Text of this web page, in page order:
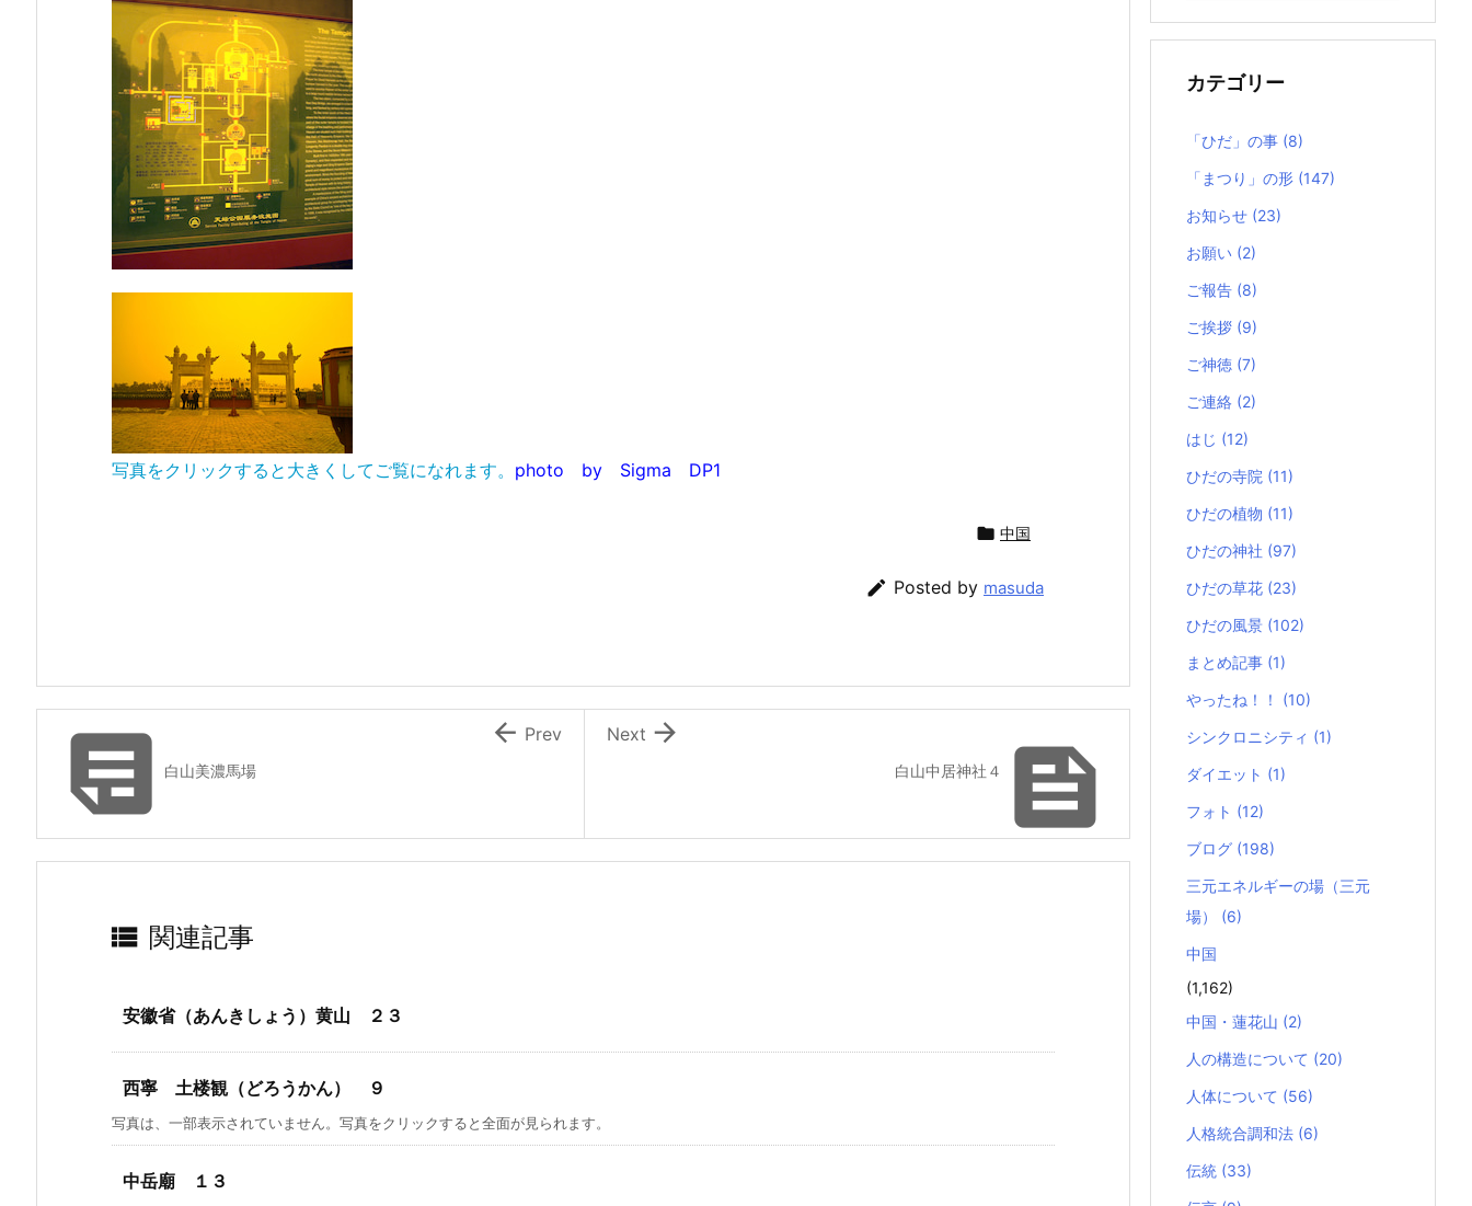
写真をクリックすると大きくしてご覧になれます。 photo by Sigma DP1
 中国
 Posted by masuda

白山中居神社４

Next
白山美濃馬場
 Prev
 関連記事
安徽省（あんきしょう）黄山 ２３
西寧 土楼観（どろうかん） ９
写真は、一部表示されていません。写真をクリックすると全面が見られます。
中岳廟 １３
記
カテゴリー
「ひだ」の事 (8)
「まつり」の形 (147)
お知らせ (23)
お願い (2)
ご報告 (8)
ご挨拶 (9)
ご神徳 (7)
ご連絡 (2)
はじ (12)
ひだの寺院 (11)
ひだの植物 (11)
ひだの神社 (97)
ひだの草花 (23)
ひだの風景 (102)
まとめ記事 (1)
やったね！！ (10)
シンクロニシティ (1)
ダイエット (1)
フォト (12)
ブログ (198)
三元エネルギーの場（三元
場） (6)
中国
(1,162)
中国・蓮花山 (2)
人の構造について (20)
人体について (56)
人格統合調和法 (6)
伝統 (33)